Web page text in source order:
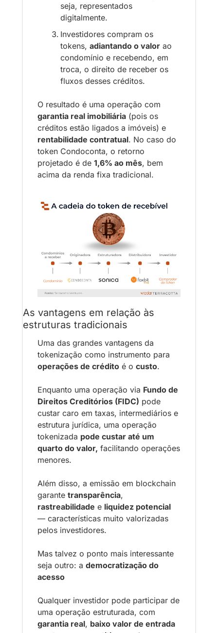
seja, representados
digitalmente.
Investidores compram os
tokens, adiantando o valor ao
condomínio e recebendo, em
troca, o direito de receber os
fluxos desses créditos.
garantia real imobiliária (pois os
rentabilidade contratual. No caso do
token Condoconta, o retorno
projetado é de 1,6% ao mês, bem
acima da renda fixa tradicional.
As vantagens em relação às
estruturas tradicionais
Uma das grandes vantagens da
operações de crédito é o custo.
Enquanto uma operação via Fundo de
Direitos Creditórios (FIDC) pode
custar caro em taxas, intermediários e
estrutura jurídica, uma operação
tokenizada pode custar até um
quarto do valor, facilitando operações
menores.
Além disso, a emissão em blockchain
garante transparência
rastreabilidade e liquidez potencial
— características muito valorizadas
pelos investidores.
Mas talvez o ponto mais interessante
seja outro: a democratização do
acesso
Qualquer investidor pode participar de
garantia real, baixo valor de entrada